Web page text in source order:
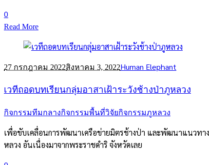
0
Read More
27 กรกฎาคม 2022สิงหาคม 3, 2022Human Elephant
เวทีถอดบทเรียนกลุ่มอาสาเฝ้าระวังช้างป่าภูหลวง
กิจกรรมทีมกลางกิจกรรมพื้นที่วิจัยกิจกรรมภูหลวง
เพื่อขับเคลื่อนการพัฒนาเครือข่ายมิตรช้างป่า และพัฒนาแนวทา
หลวง อันเนื่องมาจากพระราชดำริ จังหวัดเลย